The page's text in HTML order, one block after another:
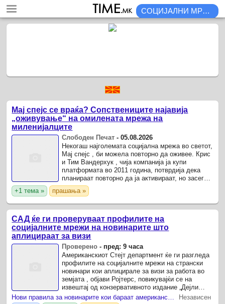
СОЦИЈАЛНИ МРЕЖИ
Мај спејс се враќа? Сопствениците најавија
„оживување“ на омилената мрежа на
миленијалците
Слободен Печат -05.08.2026
Некогаш најголемата социјална мрежа во светот,
Мај спејс , би можела повторно да оживее. Крис
и Тим Вандерхук , чија компанија ја купи
платформата во 2011 година, потврдија дека
планираат повторно да ја активираат, но засега
не откриваат кога тоа ќе се случи и како ќе
изгледа ...
+1 тема » прашања »
САД ќе ги проверуваат профилите на
социјалните мрежи на новинарите што
аплицираат за визи
Проверено - пред: 9 часа
Американскиот Стејт департмент ќе ги разгледа
профилите на социјалните мрежи на странски
новинари кои аплицирале за визи за работа во
земјата , објави Ројтерс, повикувајќи се на
извештај од конзервативното издание „Дејли
Сигнал“, кое се повикува на официјаленНезависен